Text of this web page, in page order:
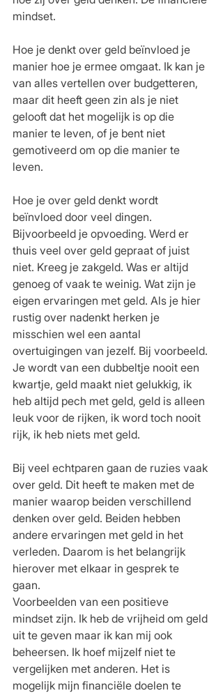
mindset.
Hoe je denkt over geld beïnvloed je
manier hoe je ermee omgaat. Ik kan je
van alles vertellen over budgetteren,
maar dit heeft geen zin als je niet
gelooft dat het mogelijk is op die
manier te leven, of je bent niet
gemotiveerd om op die manier te
leven.
Hoe je over geld denkt wordt
beïnvloed door veel dingen.
Bijvoorbeeld je opvoeding. Werd er
thuis veel over geld gepraat of juist
niet. Kreeg je zakgeld. Was er altijd
genoeg of vaak te weinig. Wat zijn je
eigen ervaringen met geld. Als je hier
rustig over nadenkt herken je
misschien wel een aantal
overtuigingen van jezelf. Bij voorbeeld.
Je wordt van een dubbeltje nooit een
kwartje, geld maakt niet gelukkig, ik
heb altijd pech met geld, geld is alleen
leuk voor de rijken, ik word toch nooit
rijk, ik heb niets met geld.
Bij veel echtparen gaan de ruzies vaak
over geld. Dit heeft te maken met de
manier waarop beiden verschillend
denken over geld. Beiden hebben
andere ervaringen met geld in het
verleden. Daarom is het belangrijk
hierover met elkaar in gesprek te
gaan.
Voorbeelden van een positieve
mindset zijn. Ik heb de vrijheid om geld
uit te geven maar ik kan mij ook
beheersen. Ik hoef mijzelf niet te
vergelijken met anderen. Het is
mogelijk mijn financiële doelen te